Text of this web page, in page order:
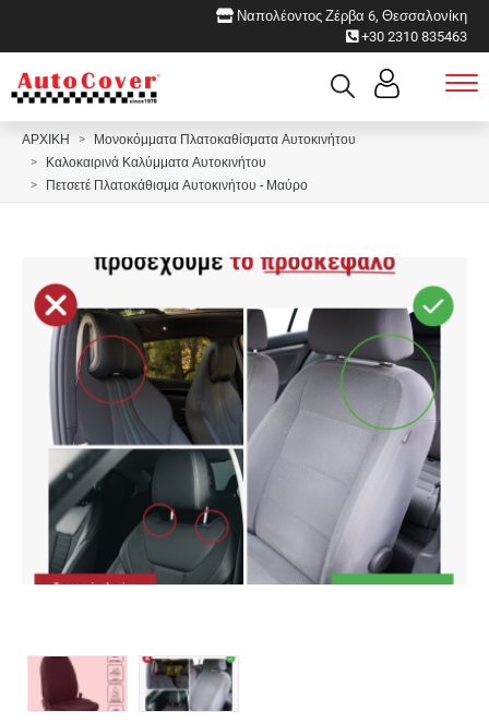
Ναπολέοντος Ζέρβα 6, Θεσσαλονίκη
+30 2310 835463
ΑΡΧΙΚΗ
Μονοκόμματα Πλατοκαθίσματα Αυτοκινήτου
Καλοκαιρινά Καλύμματα Αυτοκινήτου
Πετσετέ Πλατοκάθισμα Αυτοκινήτου - Μαύρο